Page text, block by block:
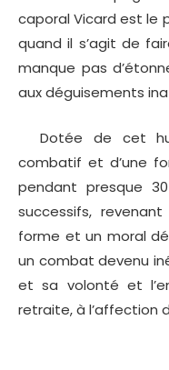
caporal Vicard est le
quand il s’agit de
manque pas
aux déguisements
Dotée de cet
combatif et d’une
pendant presque
successifs,
forme et un moral
un combat devenu
et sa volonté et
retraite, à l’affection